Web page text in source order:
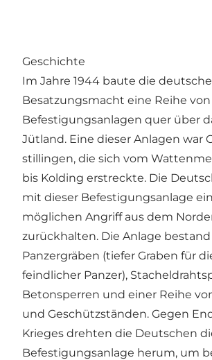
Geschichte
Im Jahre 1944 baute die deutsche
Besatzungsmacht eine Reihe von
Befestigungsanlagen quer über
Jütland. Eine dieser Anlagen war
stillingen, die sich vom
bis Kolding erstreckte. Die
mit dieser Befestigungsanlage
möglichen Angriff aus dem
zurückhalten. Die Anlage bestand
Panzergräben (tiefer Graben für
feindlicher Panzer),
Betonsperren und einer Reihe
und Geschützständen. Gegen
Krieges drehten die Deutschen
Befestigungsanlage herum, um